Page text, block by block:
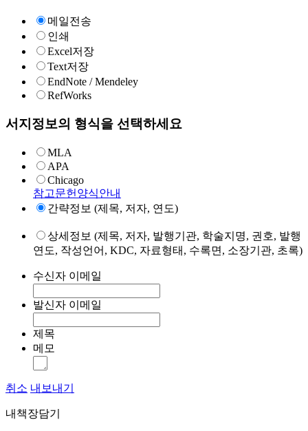
메일전송
인쇄
Excel저장
Text저장
EndNote / Mendeley
RefWorks
서지정보의 형식을 선택하세요
MLA
APA
Chicago
참고문헌양식안내
간략정보 (제목, 저자, 연도)
상세정보 (제목, 저자, 발행기관, 학술지명, 권호, 발행
연도, 작성언어, KDC, 자료형태, 수록면, 소장기관, 초록)
수신자 이메일
발신자 이메일
제목
메모
취소 내보내기
내책장담기